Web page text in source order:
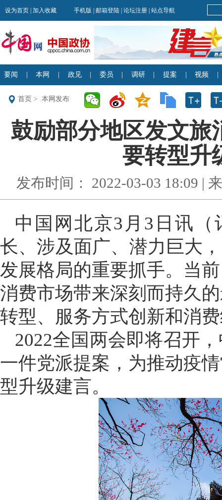
首页 > 本网发布
鼓励部分地区发文旅
要转型升
发布时间： 2022-03-03 18:09 |
中国网北京3月3日讯
长、涉及面广、潜力巨大
发展格局的重要抓手。当
消费市场带来深刻而持久
转型、服务方式创新和消
2022全国两会即将召开
一件党派提案，为推动疫
型升级建言。